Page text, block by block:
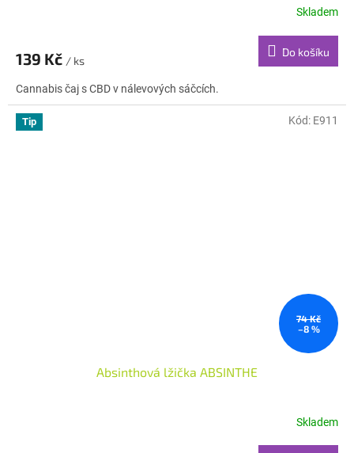
Skladem
139 Kč / ks
Do košíku
Cannabis čaj s CBD v nálevových sáčcích.
Tip
74 Kč
–8 %
Absinthová lžička ABSINTHE
Skladem
Kód: E911